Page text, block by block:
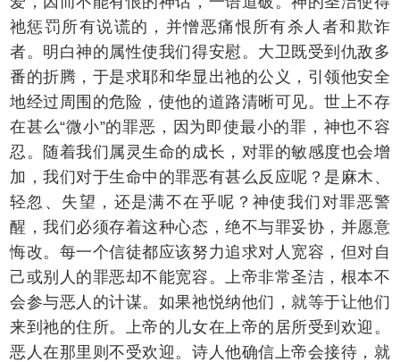
祂惩罚所有说谎的，并憎恶痛恨所有杀人者和欺诈
者。明白神的属性使我们得安慰。大卫既受到仇敌多
番的折腾，于是求耶和华显出祂的公义，引领他安全
地经过周围的危险，使他的道路清晰可见。世上不存
在甚么“微小”的罪恶，因为即使最小的罪，神也不容
忍。随着我们属灵生命的成长，对罪的敏感度也会增
加，我们对于生命中的罪恶有甚么反应呢？是麻木、
轻忽、失望，还是满不在乎呢？神使我们对罪恶警
醒，我们必须存着这种心态，绝不与罪妥协，并愿意
悔改。每一个信徒都应该努力追求对人宽容，但对自
己或别人的罪恶却不能宽容。上帝非常圣洁，根本不
会参与恶人的计谋。如果祂悦纳他们，就等于让他们
来到祂的住所。上帝的儿女在上帝的居所受到欢迎。
恶人在那里则不受欢迎。诗人他确信上帝会接待，就